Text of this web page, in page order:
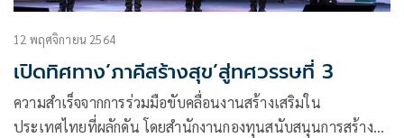
12 พฤศจิกายน 2564
เปิดทิศทาง’ภาคีสร้างสุข’สู่ทศวรรษที่ 3
ความสำเร็จจากการร่วมมือขับคลื่อนงานสร้างเสริมใน
ประเทศไทยที่ผลักดัน โดยสำนักงานกองทุนสนับสนุนการสร้าง